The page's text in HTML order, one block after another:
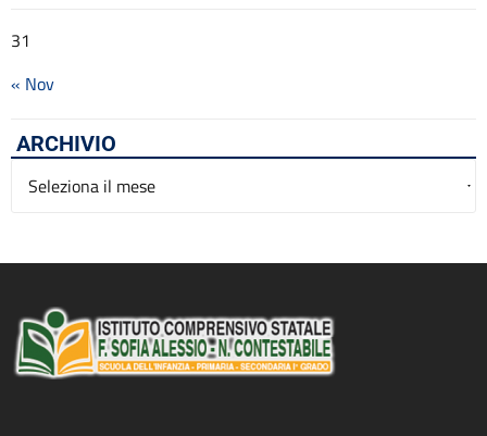
31
« Nov
ARCHIVIO
Archivio